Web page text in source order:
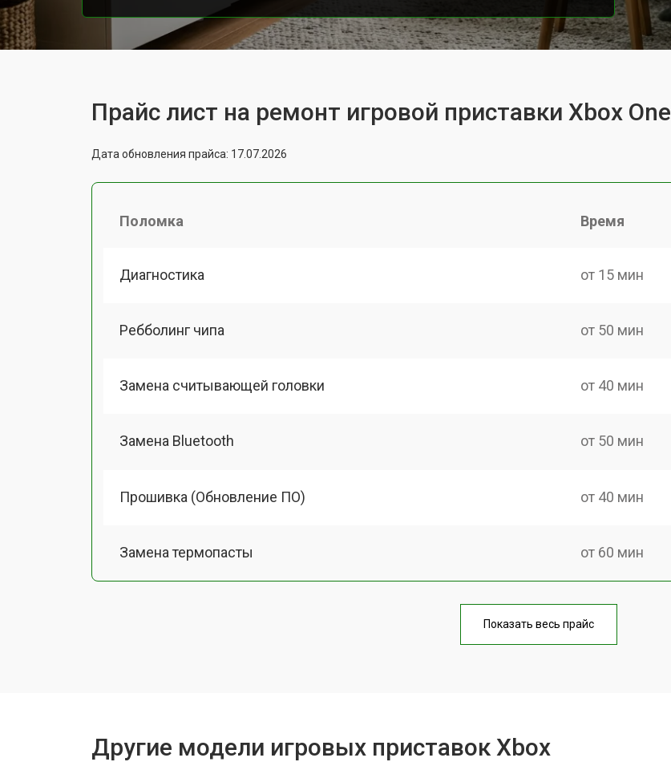
Прайс лист на ремонт игровой приставки Xbox One
Дата обновления прайса: 17.07.2026
Поломка Время
Диагностика от 15 мин
Ребболинг чипа от 50 мин
Замена считывающей головки от 40 мин
Замена Bluetooth от 50 мин
Прошивка (Обновление ПО) от 40 мин
Замена термопасты от 60 мин
от 40 мин
Показать весь прайс
Другие модели игровых приставок Xbox